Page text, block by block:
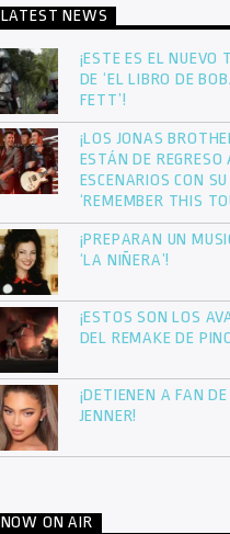
LATEST NEWS
¡ESTE ES EL NUEVO
DE ‘EL LIBRO DE
FETT’!
¡LOS JONAS
ESTÁN DE REGRESO
ESCENARIOS CON
‘REMEMBER THIS
¡PREPARAN UN
‘LA NIÑERA’!
¡ESTOS SON LOS
DEL REMAKE DE
¡DETIENEN A FAN
JENNER!
NOW ON AIR